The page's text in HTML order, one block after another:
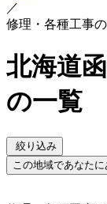
／
修理・各種工事
北海道
の一覧
絞り込み
この地域であなた